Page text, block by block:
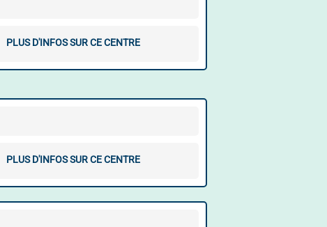
PLUS D'INFOS SUR CE CENTRE
PLUS D'INFOS SUR CE CENTRE